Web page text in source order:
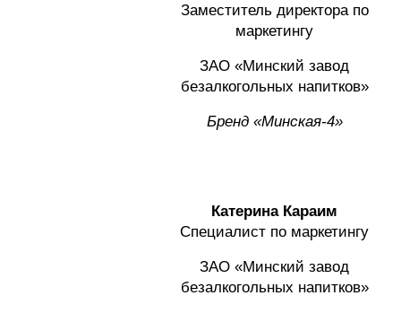
Заместитель директора по
маркетингу
ЗАО «Минский завод
безалкогольных напитков»
Бренд «Минская-4»
Катерина Караим
Специалист по маркетингу
ЗАО «Минский завод
безалкогольных напитков»